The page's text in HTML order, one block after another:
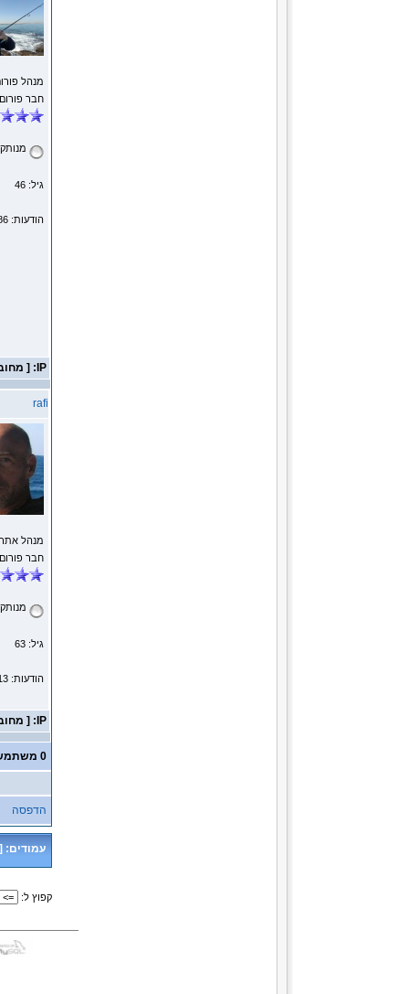
מנהל
חבר פורום
מנותק
גיל: 46
הודעות: 5786
rafi
מנהל אתר
חבר פורום
מנותק
גיל: 63
הודעות: 39113
0 משתמשים ו- 1 אורח נמצאים בנושא זה.
הדפסה
עמודים: [
קפוץ ל: